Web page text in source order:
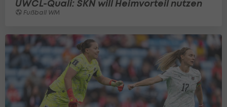
UWCL-Quali: SKN will Heimvorteil nutzen
Fußball WM